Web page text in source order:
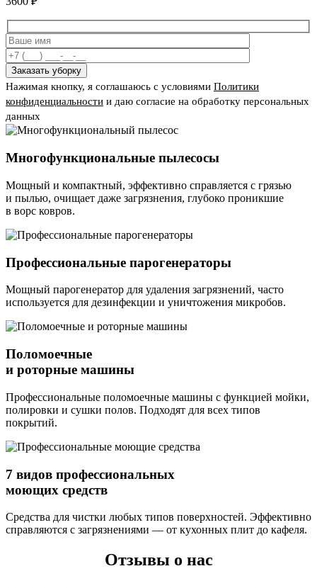
Нажимая кнопку, я соглашаюсь с условиями Политики
конфиденциальности и даю согласие на обработку персональных
данных
Многофункциональные пылесосы
Мощный и компактный, эффективно справляется с грязью
и пылью, очищает даже загрязнения, глубоко проникшие
в ворс ковров.
Профессиональные парогенераторы
Мощный парогенератор для удаления загрязнений, часто
используется для дезинфекции и уничтожения микробов.
Поломоечные
и роторные машины
Профессиональные поломоечные машины с функцией мойки,
полировки и сушки полов. Подходят для всех типов
покрытий.
7 видов профессиональных
моющих средств
Средства для чистки любых типов поверхностей. Эффективно
справляются с загрязнениями — от кухонных плит до кафеля.
Отзывы о нас